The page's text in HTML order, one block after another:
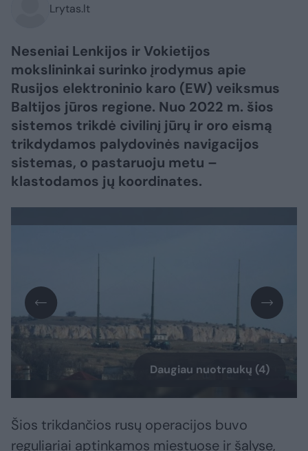
Lrytas.lt
Neseniai Lenkijos ir Vokietijos
mokslininkai surinko įrodymus apie
Rusijos elektroninio karo (EW) veiksmus
Baltijos jūros regione. Nuo 2022 m. šios
sistemos trikdė civilinį jūrų ir oro eismą
trikdydamos palydovinės navigacijos
sistemas, o pastaruoju metu –
klastodamos jų koordinates.
Daugiau nuotraukų (4)
Šios trikdančios rusų operacijos buvo
reguliariai aptinkamos miestuose ir šalyse,